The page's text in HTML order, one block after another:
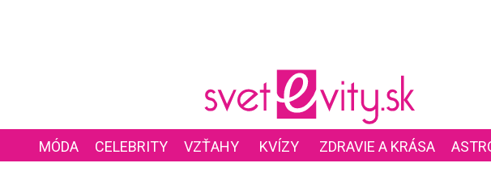
MÓDA CELEBRITY VZŤAHY KVÍZY ZDRAVIE A KRÁSA